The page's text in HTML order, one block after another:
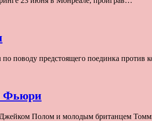
поводу предстоящего поединка
Фьюри
Джейком Полом и молодым британцем